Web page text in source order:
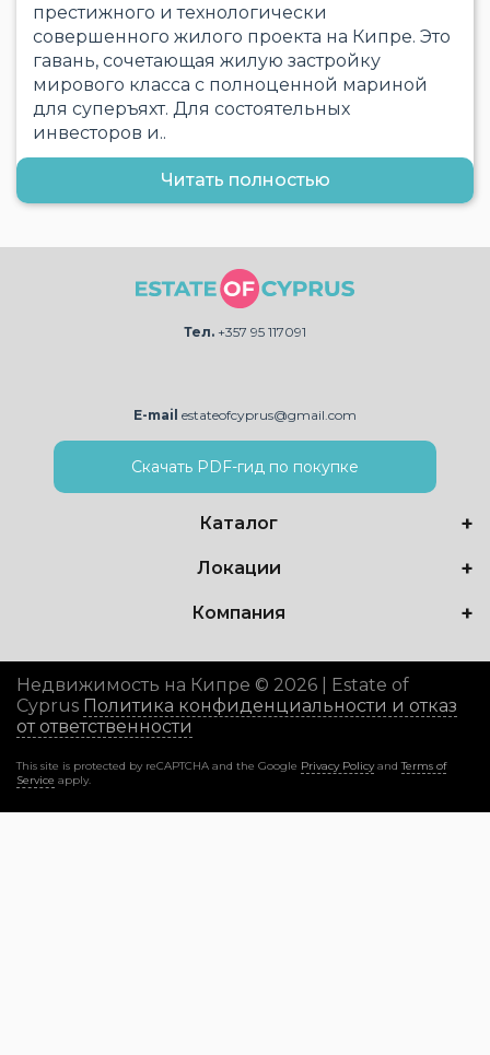
престижного и технологически
совершенного жилого проекта на Кипре. Это
гавань, сочетающая жилую застройку
мирового класса с полноценной мариной
для суперъяхт. Для состоятельных
инвесторов и..
Читать полностью
Тел. +357 95 117091
E-mail estateofcyprus@gmail.com
Скачать PDF-гид по покупке
Каталог
Локации
Компания
Недвижимость на Кипре © 2026 | Estate of
Cyprus Политика конфиденциальности и отказ
от ответственности
This site is protected by reCAPTCHA and the Google Privacy PolicyandTerms of
Service apply.